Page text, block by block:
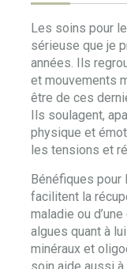
Les soins pour
sérieuse que je
années. Ils
et mouvements
être de ces
Ils soulagent,
physique et
les tensions et
Bénéfiques pour
facilitent la
maladie ou
algues quant à
minéraux et